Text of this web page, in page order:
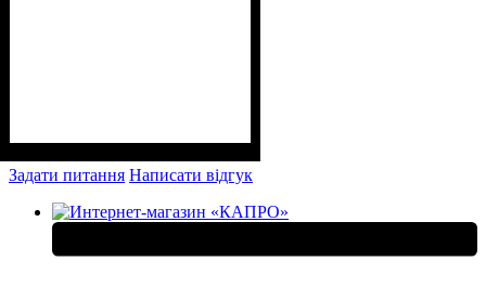
Задати питання Написати відгук